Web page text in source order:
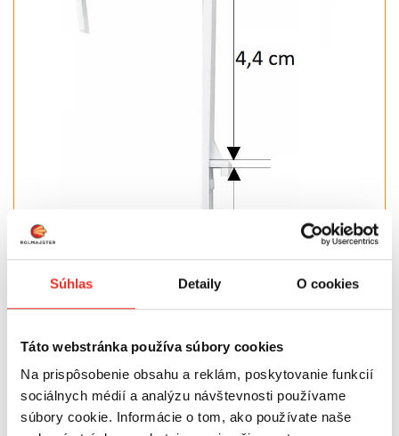
Súhlas Detaily O cookies
Táto webstránka používa súbory cookies
Na prispôsobenie obsahu a reklám, poskytovanie funkcií
sociálnych médií a analýzu návštevnosti používame
súbory cookie. Informácie o tom, ako používate naše